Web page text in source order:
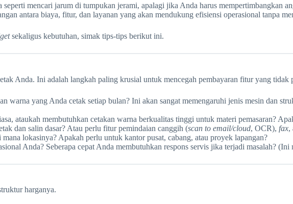
seperti mencari jarum di tumpukan jerami, apalagi jika Anda harus mempertimbangkan
antara biaya, fitur, dan layanan yang akan mendukung efisiensi operasional tanpa
sekaligus kebutuhan, simak tips-tips berikut ini.
Anda. Ini adalah langkah paling krusial untuk mencegah pembayaran fitur yang tidak
warna yang Anda cetak setiap bulan? Ini akan sangat memengaruhi jenis mesin dan
ataukah membutuhkan cetakan warna berkualitas tinggi untuk materi pemasaran?
dan salin dasar? Atau perlu fitur pemindaian canggih (scan to email/cloud, OCR), fax,
lokasinya? Apakah perlu untuk kantor pusat, cabang, atau proyek lapangan?
Anda? Seberapa cepat Anda membutuhkan respons servis jika terjadi masalah? (Ini
harganya.